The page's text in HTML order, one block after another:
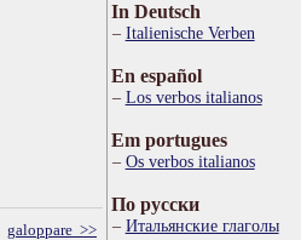
galoppare >>
In Deutsch
Italienische Verben
En español
Los verbos italianos
Em portugues
Os verbos italianos
По русски
Итальянские глаголы